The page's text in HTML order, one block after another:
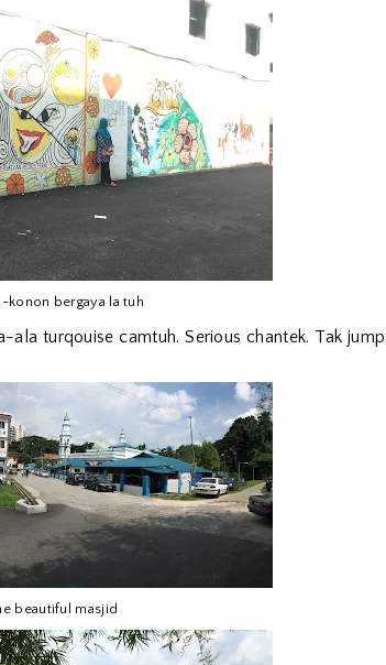
konon bergaya la tuh
turqouise camtuh. Serious chantek. Tak
beautiful masjid